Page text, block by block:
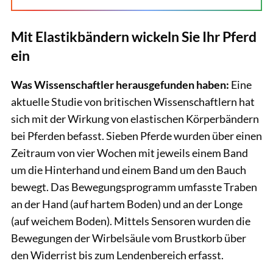
Mit Elastikbändern wickeln Sie Ihr Pferd
ein
Was Wissenschaftler herausgefunden haben: Eine
aktuelle Studie von britischen Wissenschaftlern hat
sich mit der Wirkung von elastischen Körperbändern
bei Pferden befasst. Sieben Pferde wurden über einen
Zeitraum von vier Wochen mit jeweils einem Band
um die Hinterhand und einem Band um den Bauch
bewegt. Das Bewegungsprogramm umfasste Traben
an der Hand (auf hartem Boden) und an der Longe
(auf weichem Boden). Mittels Sensoren wurden die
Bewegungen der Wirbelsäule vom Brustkorb über
den Widerrist bis zum Lendenbereich erfasst.